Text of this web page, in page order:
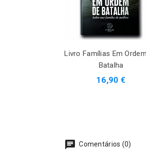
Livro Famílias Em
Batalha
16,90 €
Comentários (0)